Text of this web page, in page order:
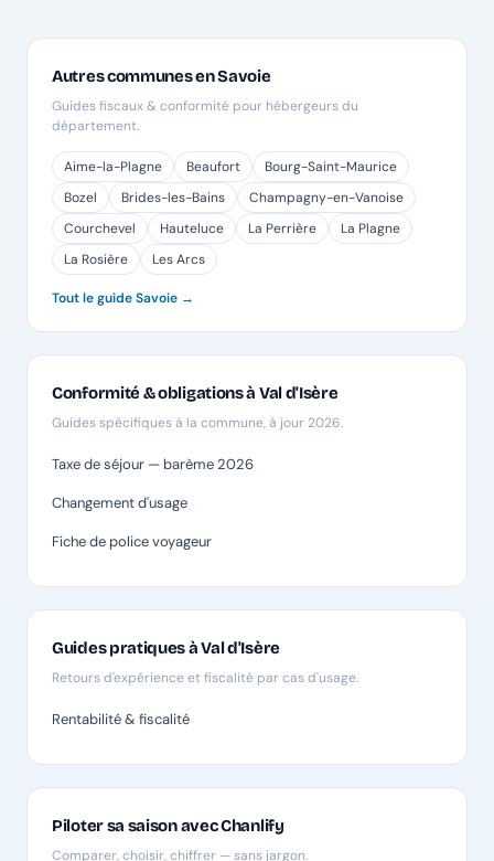
Autres communes en Savoie
Guides fiscaux & conformité pour hébergeurs du
département.
Aime-la-Plagne Beaufort
Bourg-Saint-Maurice
Bozel
Brides-les-Bains
Champagny-en-Vanoise
Courchevel
Hauteluce La Perrière
La Plagne
La Rosière
Les Arcs
Tout le guide Savoie →
Conformité & obligations à Val d'Isère
Guides spécifiques à la commune, à jour 2026.
Taxe de séjour — barème 2026
Changement d'usage
Fiche de police voyageur
Guides pratiques à Val d'Isère
Retours d'expérience et fiscalité par cas d'usage.
Rentabilité & fiscalité
Piloter sa saison avec Chanlify
Comparer, choisir, chiffrer — sans jargon.